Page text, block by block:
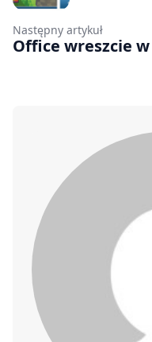
Następny artykuł
Office wreszcie